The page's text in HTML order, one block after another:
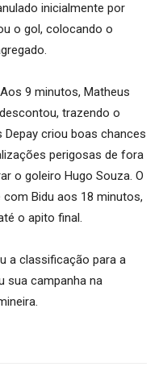
inicialmente por
o gol, colocando o
9 minutos, Matheus
trazendo o
criou boas chances
perigosas de fora
o goleiro Hugo Souza. O
Bidu aos 18 minutos,
o apito final.
a classificação para a
sua campanha na